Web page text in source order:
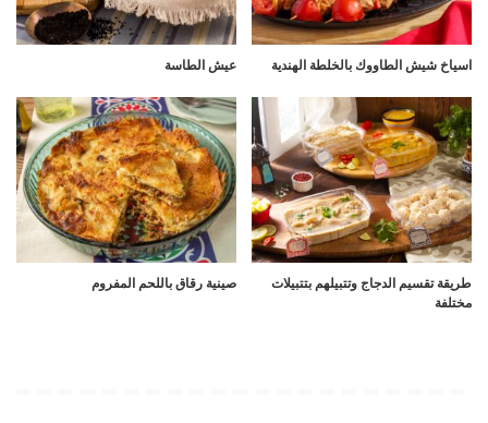
اسياخ شيش الطاووك بالخلطة الهندية عيش الطاسة
طريقة تقسيم الدجاج وتتبيلهم بتتبيلات
مختلفة
صينية رقاق باللحم المفروم